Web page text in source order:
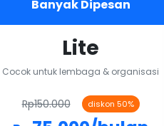
Banyak Dipesan
Lite
Cocok untuk lembaga & organisasi
Rp150.000 diskon 50%